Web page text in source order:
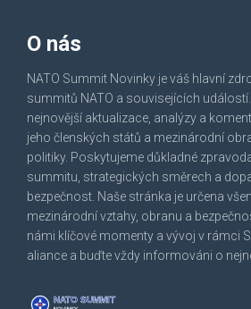
O nás
NATO Summit Novinky je váš hlavní
summitů NATO a souvisejících
nejnovější aktualizace, analýzy a
jeho členských států a mezinárodní
politiky. Poskytujeme důkladné
summitu, strategických směrech a
bezpečnost. Naše stránka je určena
mezinárodní vztahy, obranu a
námi klíčové momenty a vývoj v rámci
aliance a buďte vždy informováni o